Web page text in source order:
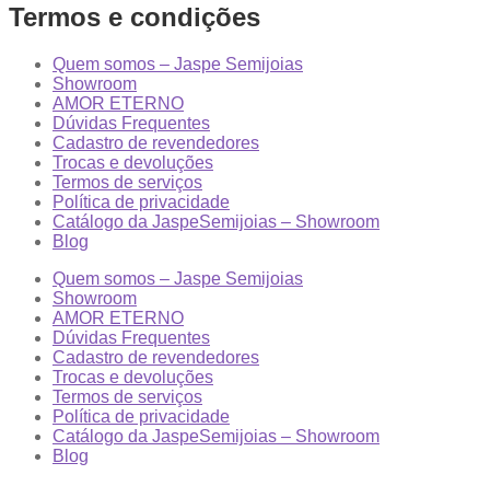
Termos e condições
Quem somos – Jaspe Semijoias
Showroom
AMOR ETERNO
Dúvidas Frequentes
Cadastro de revendedores
Trocas e devoluções
Termos de serviços
Política de privacidade
Catálogo da JaspeSemijoias – Showroom
Blog
Quem somos – Jaspe Semijoias
Showroom
AMOR ETERNO
Dúvidas Frequentes
Cadastro de revendedores
Trocas e devoluções
Termos de serviços
Política de privacidade
Catálogo da JaspeSemijoias – Showroom
Blog